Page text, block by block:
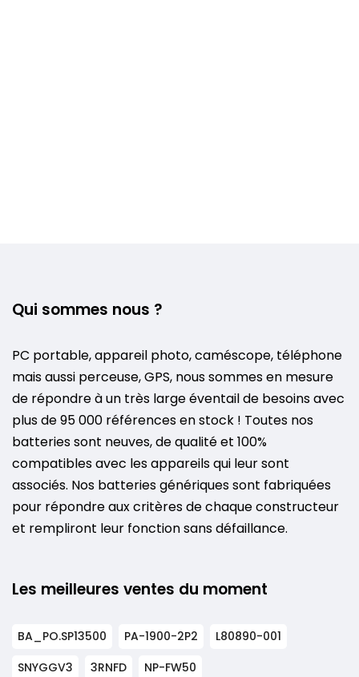
Qui sommes nous ?
PC portable, appareil photo, caméscope, téléphone
mais aussi perceuse, GPS, nous sommes en mesure
de répondre à un très large éventail de besoins avec
plus de 95 000 références en stock ! Toutes nos
batteries sont neuves, de qualité et 100%
compatibles avec les appareils qui leur sont
associés. Nos batteries génériques sont fabriquées
pour répondre aux critères de chaque constructeur
et rempliront leur fonction sans défaillance.
Les meilleures ventes du moment
BA_PO.SP13500 PA-1900-2P2
L80890-001
SNYGGV3
3RNFD NP-FW50